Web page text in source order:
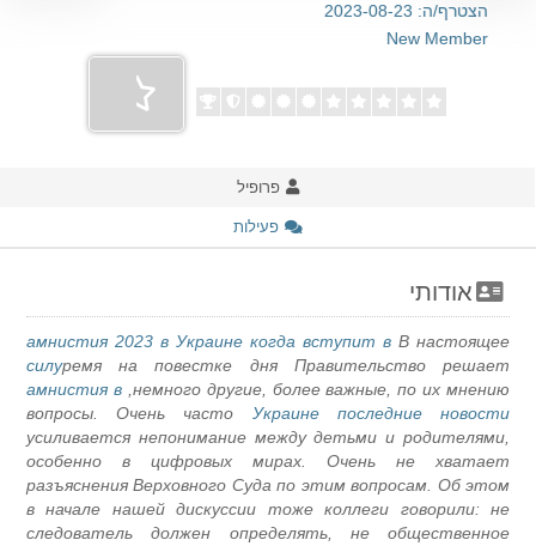
הצטרף/ה: 2023-08-23
New Member
פרופיל
פעילות
אודותי
В настоящее
амнистия 2023 в Украине когда вступит в
силуремя на повестке дня Правительство решает
немного другие, более важные, по их мнению,
амнистия в
Украине последние новости
вопросы. Очень часто
усиливается непонимание между детьми и родителями,
особенно в цифровых мирах. Очень не хватает
разъяснения Верховного Суда по этим вопросам. Об этом
в начале нашей дискуссии тоже коллеги говорили: не
следователь должен определять, не общественное